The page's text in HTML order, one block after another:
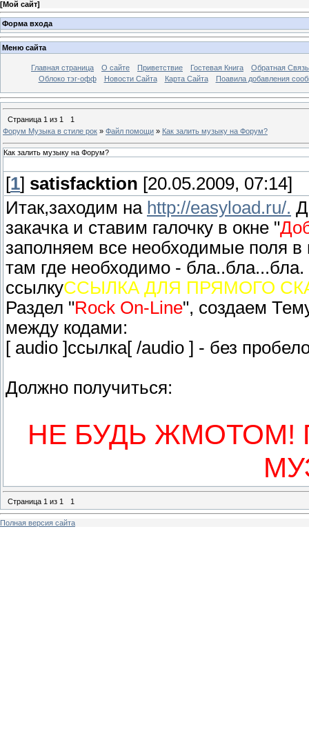
[Мой сайт]
Форма входа
Меню сайта
Главная страница О сайте Приветствие Гостевая Книга
Обратная Связь
Облоко тэг-офф
Новости Сайта Карта Сайта Поавила добавления
Страница 1 из 1
1
Форум Музыка в стиле рок » Файл помощи » Как залить музыку на Форум?
Как залить музыку на Форум?
[1] satisfacktion [20.05.2009, 07:14]
Итак,заходим на http://easyload.ru/.
закачка и ставим галочку в окне "
заполняем все необходимые поля
там где необходимо -
ссылкуССЫЛКА ДЛЯ ПРЯМОГО
Раздел "Rock On-Line", создаем
между кодами:
[ audio ]ссылка[ /audio ] - без
Должно получиться:
НЕ БУДЬ ЖМОТОМ!
Страница 1 из 1 1
Полная версия сайта